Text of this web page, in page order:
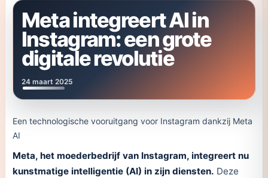
Meta integreert AI in
Instagram: een grote
digitale revolutie
24 maart 2025
Een technologische vooruitgang voor Instagram dankzij Meta
AI
Meta, het moederbedrijf van Instagram, integreert nu
kunstmatige intelligentie (AI) in zijn diensten. Deze